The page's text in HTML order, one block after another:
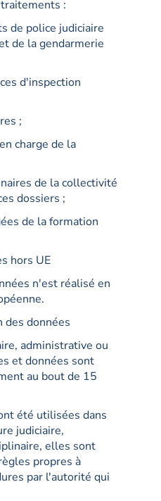
:
de police judiciaire
de la gendarmerie
d'inspection
;
charge de la
de la collectivité
dossiers ;
de la formation
hors UE
n'est réalisé en
des données
administrative ou
et données sont
au bout de 15
été utilisées dans
judiciaire,
elles sont
propres à
par l'autorité qui